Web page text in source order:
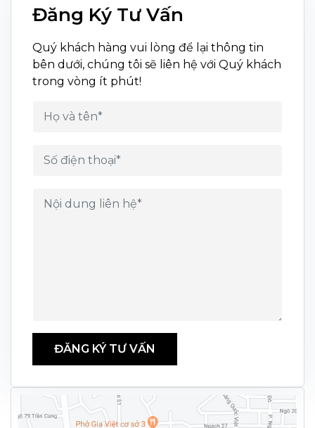
Đăng Ký Tư Vấn
Quý khách hàng vui lòng để lại thông tin
bên dưới, chúng tôi sẽ liên hệ với Quý khách
trong vòng ít phút!
ĐĂNG KÝ TƯ VẤN